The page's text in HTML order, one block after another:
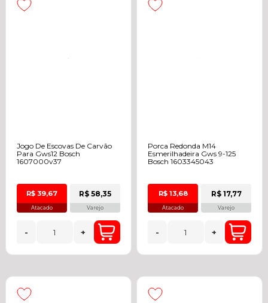
Jogo De Escovas De Carvão
Para Gws12 Bosch
1607000v37
R$ 39,67
Atacado
R$ 58,35
Varejo
- +
Porca Redonda M14
Esmerilhadeira Gws 9-125
Bosch 1603345043
R$ 13,68
Atacado
R$ 17,77
Varejo
- +